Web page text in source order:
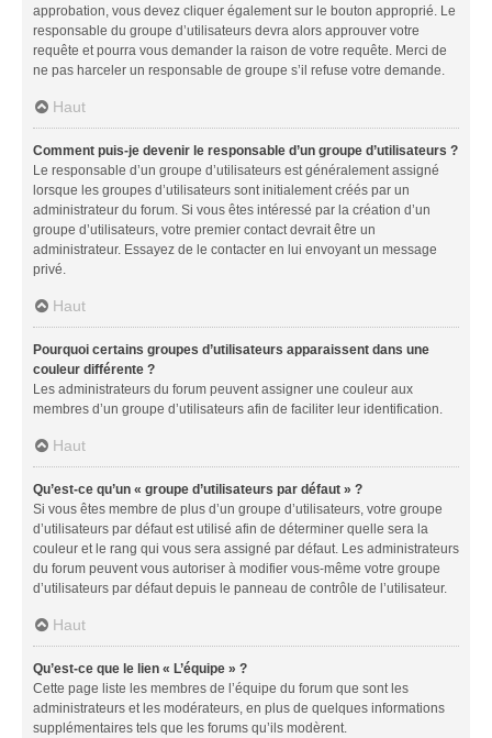
approbation, vous devez cliquer également sur le bouton approprié. Le
responsable du groupe d’utilisateurs devra alors approuver votre
requête et pourra vous demander la raison de votre requête. Merci de
ne pas harceler un responsable de groupe s’il refuse votre demande.
Haut
Comment puis-je devenir le responsable d’un groupe d’utilisateurs ?
Le responsable d’un groupe d’utilisateurs est généralement assigné
lorsque les groupes d’utilisateurs sont initialement créés par un
administrateur du forum. Si vous êtes intéressé par la création d’un
groupe d’utilisateurs, votre premier contact devrait être un
administrateur. Essayez de le contacter en lui envoyant un message
privé.
Haut
Pourquoi certains groupes d’utilisateurs apparaissent dans une
couleur différente ?
Les administrateurs du forum peuvent assigner une couleur aux
membres d’un groupe d’utilisateurs afin de faciliter leur identification.
Haut
Qu’est-ce qu’un « groupe d’utilisateurs par défaut » ?
Si vous êtes membre de plus d’un groupe d’utilisateurs, votre groupe
d’utilisateurs par défaut est utilisé afin de déterminer quelle sera la
couleur et le rang qui vous sera assigné par défaut. Les administrateurs
du forum peuvent vous autoriser à modifier vous-même votre groupe
d’utilisateurs par défaut depuis le panneau de contrôle de l’utilisateur.
Haut
Qu’est-ce que le lien « L’équipe » ?
Cette page liste les membres de l’équipe du forum que sont les
administrateurs et les modérateurs, en plus de quelques informations
supplémentaires tels que les forums qu’ils modèrent.